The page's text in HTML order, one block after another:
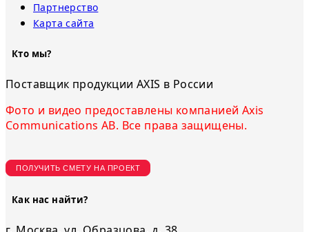
Партнерство
Карта сайта
Кто мы?
Поставщик продукции AXIS в России
Фото и видео предоставлены компанией Axis
Communications AB. Все права защищены.
ПОЛУЧИТЬ СМЕТУ НА ПРОЕКТ
Как нас найти?